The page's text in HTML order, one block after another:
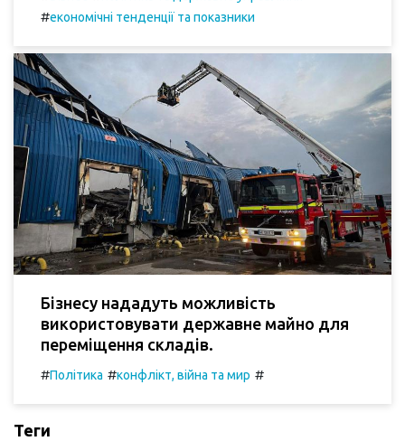
#економічні тенденції та показники
Бізнесу нададуть можливість
використовувати державне майно для
переміщення складів.
#Політика #конфлікт, війна та мир #
Теги